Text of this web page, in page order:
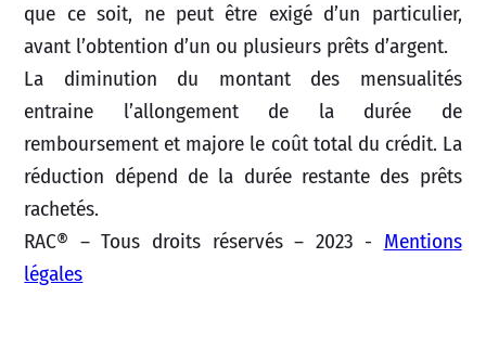
que ce soit, ne peut être exigé d’un particulier,
avant l’obtention d’un ou plusieurs prêts d’argent.
La diminution du montant des mensualités
entraine l’allongement de la durée de
remboursement et majore le coût total du crédit. La
réduction dépend de la durée restante des prêts
rachetés.
RAC® – Tous droits réservés – 2023 - Mentions
légales